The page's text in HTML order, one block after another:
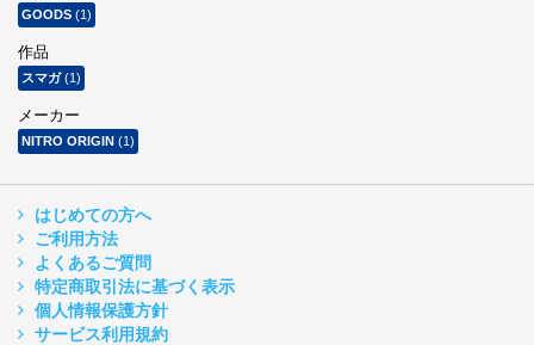
GOODS (1)
作品
スマガ(1)
メーカー
NITRO ORIGIN (1)
はじめての方へ
ご利用方法
よくあるご質問
特定商取引法に基づく表示
個人情報保護方針
サービス利用規約